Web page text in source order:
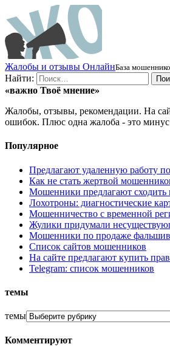
Жалобы и отзывы ОнлайнБаза
Найти:
«важно Твоё мнение»
Жалобы, отзывы, рекомендации. На
ошибок. Плюс одна жалоба - это
Популярное
Предлагают удаленную работу
Как не стать жертвой
Мошенники предлагают сходить
Лохотроны: диагностические
Мошенничество с временной
Жулики придумали
Мошенники по продаже
Список сайтов мошенников
На сайте предлагают купить
Telegram: список мошенников
темы
темы
Комментируют